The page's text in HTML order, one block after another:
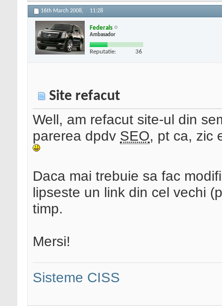
16th March 2008, 11:28
Federals
Ambasador
Reputatie: 36
Site refacut
Well, am refacut site-ul din
parerea dpdv SEO, pt ca, zic
Daca mai trebuie sa fac
lipseste un link din cel vechi
timp.
Mersi!
Sisteme CISS